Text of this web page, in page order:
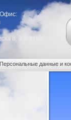
8, 2-й етаж
Персональные данные и